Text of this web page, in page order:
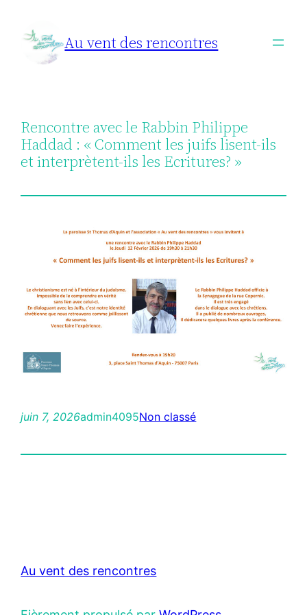
contenu
Au vent des rencontres
Rencontre avec le Rabbin Philippe
Haddad : « Comment les juifs lisent-ils
et interprètent-ils les Ecritures? »
juin 7, 2026admin4095Non classé
Au vent des rencontres